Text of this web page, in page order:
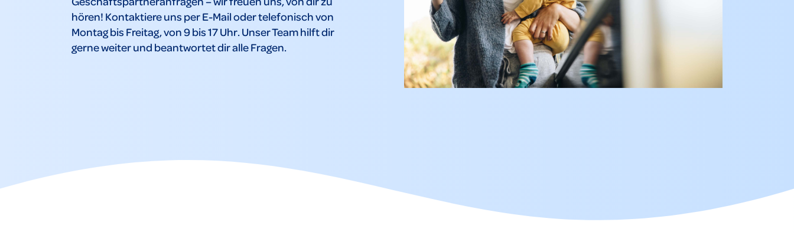
hören! Kontaktiere uns per E-Mail oder telefonisch von
Montag bis Freitag, von 9 bis 17 Uhr. Unser Team hilft dir
gerne weiter und beantwortet dir alle Fragen.